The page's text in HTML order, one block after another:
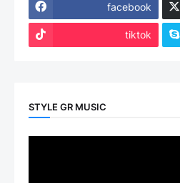
facebook
tiktok
STYLE GR MUSIC